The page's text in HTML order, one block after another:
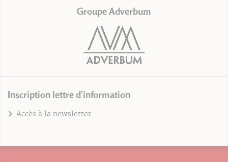
Groupe Adverbum
Inscription lettre d'information
Accès à la newsletter